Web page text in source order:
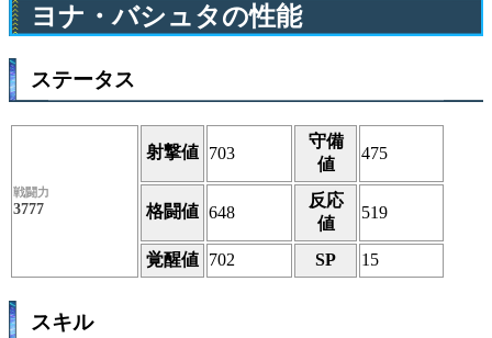
ヨナ・バシュタの性能
ステータス
戦闘力
3777
射撃値 703
守備
値
475
格闘値 648
反応
値
519
覚醒値 702 SP 15
スキル